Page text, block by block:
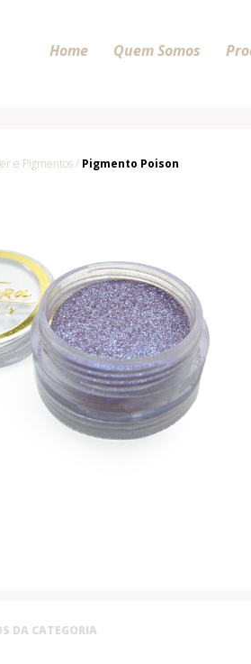
Home Quem Somos
e Pigmentos / Pigmento Poison
DA CATEGORIA